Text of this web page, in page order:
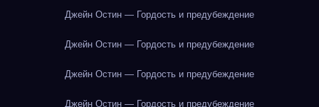
Джейн Остин — Гордость и предубеждение
Джейн Остин — Гордость и предубеждение
Джейн Остин — Гордость и предубеждение
Джейн Остин — Гордость и предубеждение